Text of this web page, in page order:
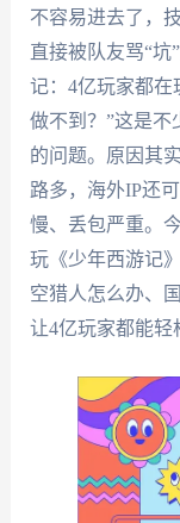
不容易进去了，
直接被队友骂“坑
记：4亿玩家都在
做不到？”这是不
的问题。原因其
路多，海外IP还
慢、丢包严重。
玩《少年西游记
空猎人怎么办、
让4亿玩家都能轻